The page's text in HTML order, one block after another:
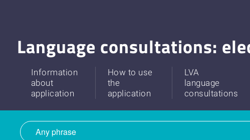
Language consultations:
Information
about
application
How to use
the
application
LVA
language
consultations